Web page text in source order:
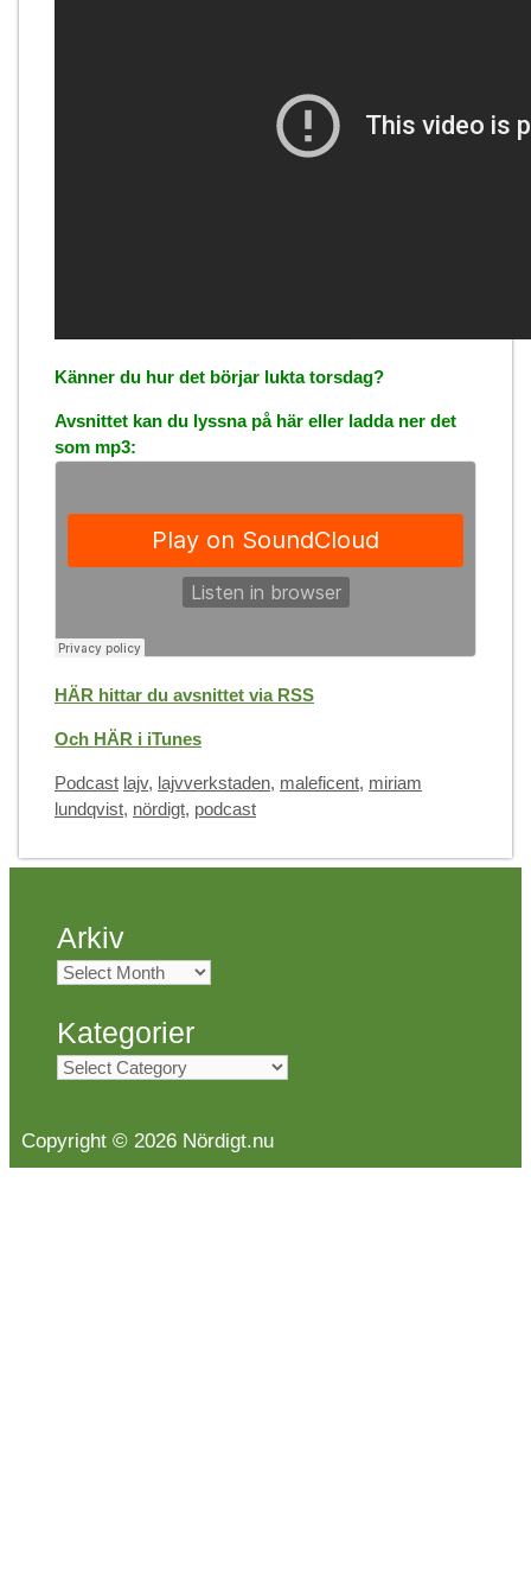
Känner du hur det börjar lukta torsdag?
Avsnittet kan du lyssna på här eller ladda ner det
som mp3:
HÄR hittar du avsnittet via RSS
Och HÄR i iTunes
Categories
Podcast Tags
lajv, lajvverkstaden, maleficent, miriam
lundqvist, nördigt, podcast
Arkiv
Arkiv
Kategorier
Kategorier
Copyright © 2026 Nördigt.nu